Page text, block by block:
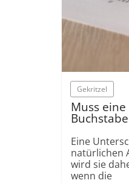
Gekritzel
Muss
Eine
natürlichen
wird sie
wenn die